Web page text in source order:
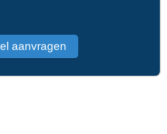
aanvragen